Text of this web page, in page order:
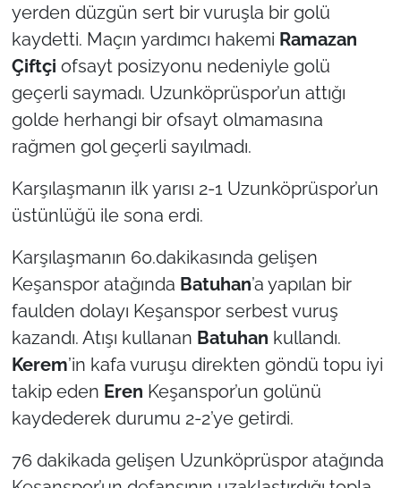
yerden düzgün sert bir vuruşla bir golü
kaydetti. Maçın yardımcı hakemi Ramazan
Çiftçi ofsayt posizyonu nedeniyle golü
geçerli saymadı. Uzunköprüspor’un attığı
golde herhangi bir ofsayt olmamasına
rağmen gol geçerli sayılmadı.
Karşılaşmanın ilk yarısı 2-1 Uzunköprüspor’un
üstünlüğü ile sona erdi.
Karşılaşmanın 60.dakikasında gelişen
Keşanspor atağında Batuhan’a yapılan bir
faulden dolayı Keşanspor serbest vuruş
kazandı. Atışı kullanan Batuhan kullandı.
Kerem’in kafa vuruşu direkten göndü topu iyi
takip eden Eren Keşanspor’un golünü
kaydederek durumu 2-2’ye getirdi.
76 dakikada gelişen Uzunköprüspor atağında